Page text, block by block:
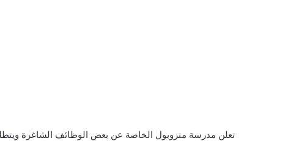
تعلن مدرسة متروبول الخاصة عن بعض الوظائف الشاغرة